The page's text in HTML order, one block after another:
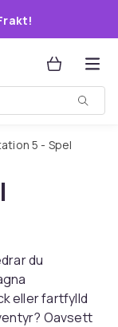
5 - Spel
du
eller fartfylld
Oavsett